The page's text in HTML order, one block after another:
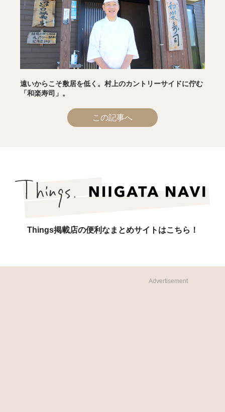
遠いからこそ敷居を低く。村上のカントリーサイドに佇む
「和楽寿司」。
この記事へ
Things掲載店の便利なまとめサイトはこちら！
Advertisement